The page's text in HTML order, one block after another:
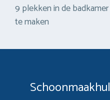
9 plekken in de
te maken